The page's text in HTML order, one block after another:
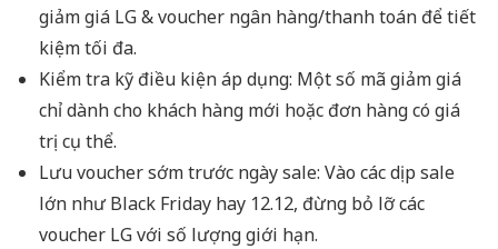
giảm giá LG & voucher ngân hàng/thanh toán để tiết
kiệm tối đa.
Kiểm tra kỹ điều kiện áp dụng: Một số mã giảm giá
chỉ dành cho khách hàng mới hoặc đơn hàng có giá
trị cụ thể.
Lưu voucher sớm trước ngày sale: Vào các dịp sale
lớn như Black Friday hay 12.12, đừng bỏ lỡ các
voucher LG với số lượng giới hạn.